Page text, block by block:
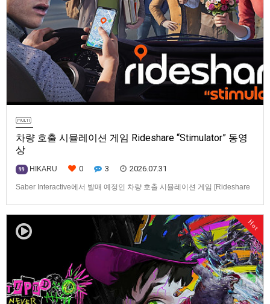
차량 호출 시뮬레이션 게임 Rideshare “Stimulator” 동영
상
99 HIKARU 0 3 2026.07.31
Saber Interactive에서 발매 예정인 차량 호출 시뮬레이션 게임 [Rideshare
을 운영하는 드라이버가 되어라'Rideshare "Stimulat…
Hot